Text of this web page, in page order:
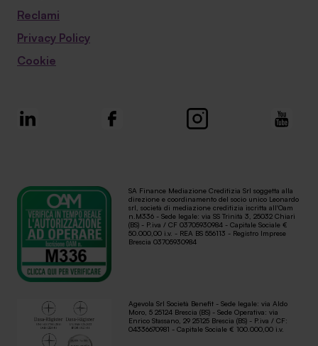
Reclami
Privacy Policy
Cookie
SA Finance Mediazione Creditizia Srl soggetta alla
direzione e coordinamento del socio unico Leonardo
srl, società di mediazione creditizia iscritta all'Oam
n.M336 - Sede legale: via SS Trinità 3, 25032 Chiari
(BS) - P.iva / CF 03705930984 - Capitale Sociale €
50.000,00 i.v. - REA BS 556113 - Registro Imprese
Brescia 03705930984
Agevola Srl Società Benefit - Sede legale: via Aldo
Moro, 5 25124 Brescia (BS) - Sede Operativa: via
Enrico Stassano, 29 25125 Brescia (BS) - P.iva / CF:
04336670981 - Capitale Sociale € 100.000,00 i.v.